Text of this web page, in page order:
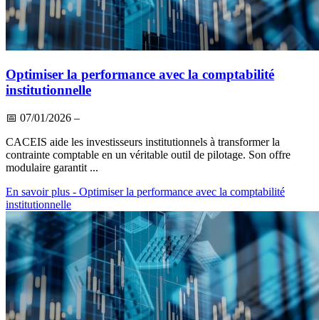
Optimiser la performance avec la comptabilité
institutionnelle
📅 07/01/2026 –
CACEIS aide les investisseurs institutionnels à transformer la
contrainte comptable en un véritable outil de pilotage. Son offre
modulaire garantit ...
En savoir plus - Optimiser la performance avec la comptabilité
institutionnelle